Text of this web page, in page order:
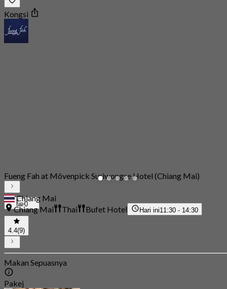
Kongsi
0
Fueng Fah at Mövenpick Suriwongse Hotel (Chiang Mai)
Chiang Mai
Chiang Mai
Thai Bufet Hotel Hari ini11:30 - 14:30
4.4(9)
Makan Sepuasnya
Pakej